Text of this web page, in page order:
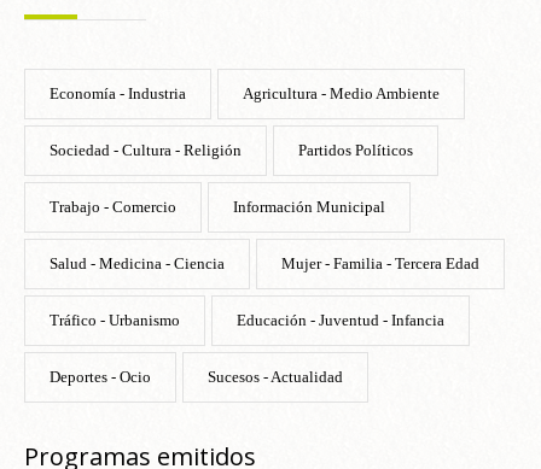
Economía - Industria Agricultura - Medio Ambiente
Sociedad - Cultura - Religión Partidos Políticos
Trabajo - Comercio Información Municipal
Salud - Medicina - Ciencia Mujer - Familia - Tercera Edad
Tráfico - Urbanismo Educación - Juventud - Infancia
Deportes - Ocio Sucesos - Actualidad
Programas emitidos